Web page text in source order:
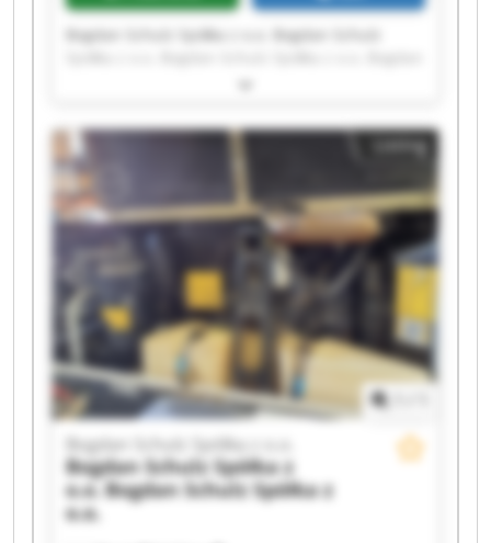
Bogdan Schulz Spółka z o.o. Bogdan Schulz
Schulz Spółka z o.o. Bogdan Schulz Spółka z o.o.
Spółka z o.o. Bogdan Schulz Spółka z o.o. Bogdan
Schulz Spółka z o.o. Bogdan Schulz Spółka z o.o.
Bogdan Schulz Spółka z o.o. Bogdan Schulz
Spółka z o.o. Bogdan Schulz Spółka z o.o. Bogdan
Schulz Spółka z o.o. Bogdan Schulz Spółka z o.o.
Bogdan Schulz Spółka z o.o. Bogdan Schulz
Spółka z o.o. Bogdan Schulz Spółka z o.o. Bogdan
Schulz Spółka z o.o. Bogdan Schulz Spółka z o.o.
Listing
Bogdan Schulz Spółka z o.o.
Bogdan Schulz Spółka z
o.o. Bogdan Schulz Spółka z
o.o.